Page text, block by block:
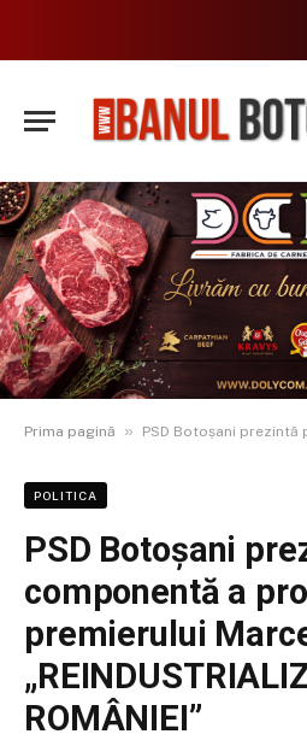
Prima pagină » PSD Botoșani prezintă prima componentă a
POLITICA
PSD Botoșani
componentă a
premierului
ROMÂNIEI”